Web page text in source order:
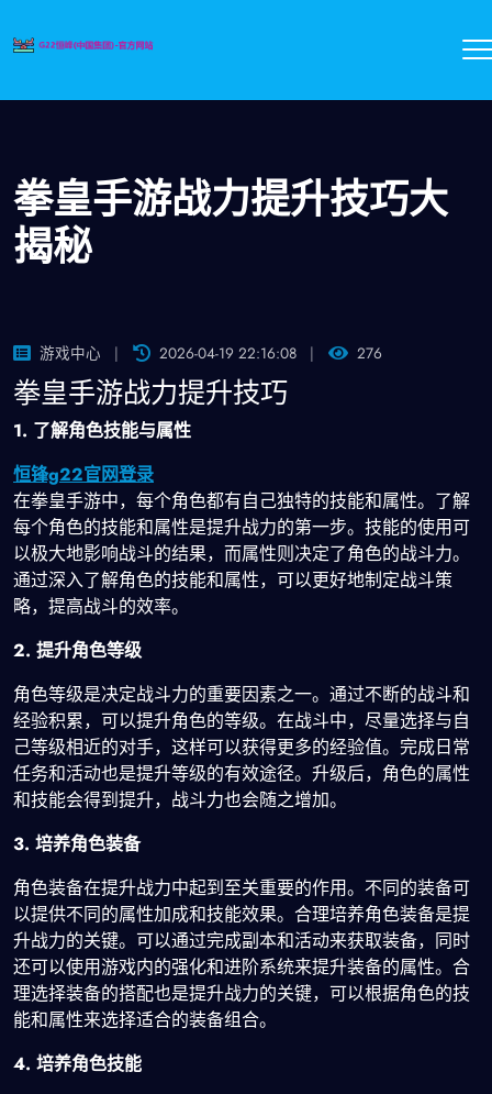
拳皇手游战力提升技巧大
揭秘
游戏中心 2026-04-19 22:16:08 276
拳皇手游战力提升技巧
1. 了解角色技能与属性
恒锋g22官网登录
在拳皇手游中，每个角色都有自己独特的技能和属性。了解
每个角色的技能和属性是提升战力的第一步。技能的使用可
以极大地影响战斗的结果，而属性则决定了角色的战斗力。
通过深入了解角色的技能和属性，可以更好地制定战斗策
略，提高战斗的效率。
2. 提升角色等级
角色等级是决定战斗力的重要因素之一。通过不断的战斗和
经验积累，可以提升角色的等级。在战斗中，尽量选择与自
己等级相近的对手，这样可以获得更多的经验值。完成日常
任务和活动也是提升等级的有效途径。升级后，角色的属性
和技能会得到提升，战斗力也会随之增加。
3. 培养角色装备
角色装备在提升战力中起到至关重要的作用。不同的装备可
以提供不同的属性加成和技能效果。合理培养角色装备是提
升战力的关键。可以通过完成副本和活动来获取装备，同时
还可以使用游戏内的强化和进阶系统来提升装备的属性。合
理选择装备的搭配也是提升战力的关键，可以根据角色的技
能和属性来选择适合的装备组合。
4. 培养角色技能